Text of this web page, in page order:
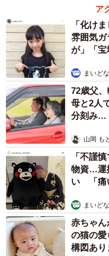
ア
「化け
雰囲気
が」「宝
まいど
72歳父
母と2人
分刻み…
山岡 も
「不謹
物資…運
い 「痛
まいど
赤ちゃん
の猫の
構図あり